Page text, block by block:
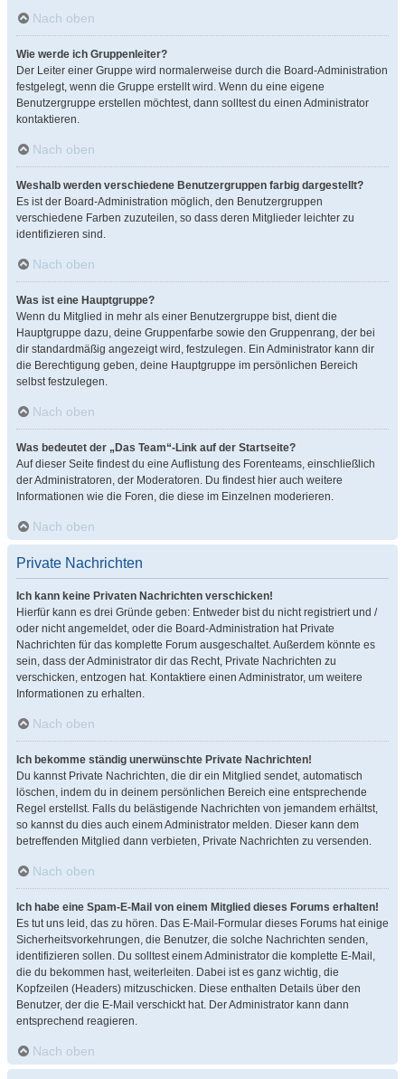
Nach oben
Wie werde ich Gruppenleiter?
Der Leiter einer Gruppe wird normalerweise durch die Board-Administration
festgelegt, wenn die Gruppe erstellt wird. Wenn du eine eigene
Benutzergruppe erstellen möchtest, dann solltest du einen Administrator
kontaktieren.
Nach oben
Weshalb werden verschiedene Benutzergruppen farbig dargestellt?
Es ist der Board-Administration möglich, den Benutzergruppen
verschiedene Farben zuzuteilen, so dass deren Mitglieder leichter zu
identifizieren sind.
Nach oben
Was ist eine Hauptgruppe?
Wenn du Mitglied in mehr als einer Benutzergruppe bist, dient die
Hauptgruppe dazu, deine Gruppenfarbe sowie den Gruppenrang, der bei
dir standardmäßig angezeigt wird, festzulegen. Ein Administrator kann dir
die Berechtigung geben, deine Hauptgruppe im persönlichen Bereich
selbst festzulegen.
Nach oben
Was bedeutet der „Das Team“-Link auf der Startseite?
Auf dieser Seite findest du eine Auflistung des Forenteams, einschließlich
der Administratoren, der Moderatoren. Du findest hier auch weitere
Informationen wie die Foren, die diese im Einzelnen moderieren.
Nach oben
Private Nachrichten
Ich kann keine Privaten Nachrichten verschicken!
Hierfür kann es drei Gründe geben: Entweder bist du nicht registriert und /
oder nicht angemeldet, oder die Board-Administration hat Private
Nachrichten für das komplette Forum ausgeschaltet. Außerdem könnte es
sein, dass der Administrator dir das Recht, Private Nachrichten zu
verschicken, entzogen hat. Kontaktiere einen Administrator, um weitere
Informationen zu erhalten.
Nach oben
Ich bekomme ständig unerwünschte Private Nachrichten!
Du kannst Private Nachrichten, die dir ein Mitglied sendet, automatisch
löschen, indem du in deinem persönlichen Bereich eine entsprechende
Regel erstellst. Falls du belästigende Nachrichten von jemandem erhältst,
so kannst du dies auch einem Administrator melden. Dieser kann dem
betreffenden Mitglied dann verbieten, Private Nachrichten zu versenden.
Nach oben
Ich habe eine Spam-E-Mail von einem Mitglied dieses Forums erhalten!
Es tut uns leid, das zu hören. Das E-Mail-Formular dieses Forums hat einige
Sicherheitsvorkehrungen, die Benutzer, die solche Nachrichten senden,
identifizieren sollen. Du solltest einem Administrator die komplette E-Mail,
die du bekommen hast, weiterleiten. Dabei ist es ganz wichtig, die
Kopfzeilen (Headers) mitzuschicken. Diese enthalten Details über den
Benutzer, der die E-Mail verschickt hat. Der Administrator kann dann
entsprechend reagieren.
Nach oben